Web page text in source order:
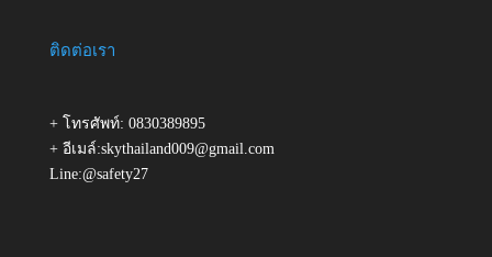
ติดต่อเรา
+ โทรศัพท์: 0830389895
+ อีเมล์:skythailand009@gmail.com
Line:@safety27